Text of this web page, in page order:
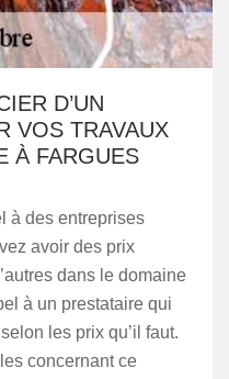
D’UN
VOS TRAVAUX
À FARGUES
à des entreprises
avoir des prix
dans le domaine
à un prestataire qui
les prix qu’il faut.
concernant ce